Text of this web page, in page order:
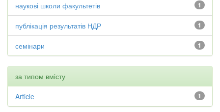
1
наукові школи факультетів
1
публікація результатів НДР
1
семінари
за типом вмісту
1
Article